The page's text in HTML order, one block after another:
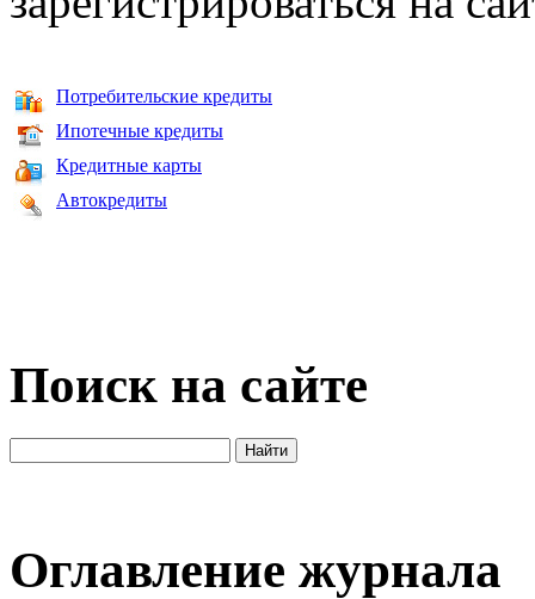
Потребительские кредиты
Ипотечные кредиты
Кредитные карты
Автокредиты
Поиск на сайте
Оглавление журнала